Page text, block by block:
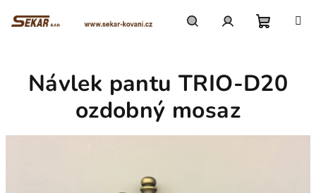
košík
Návlek pantu TRIO-D20
ozdobný mosaz